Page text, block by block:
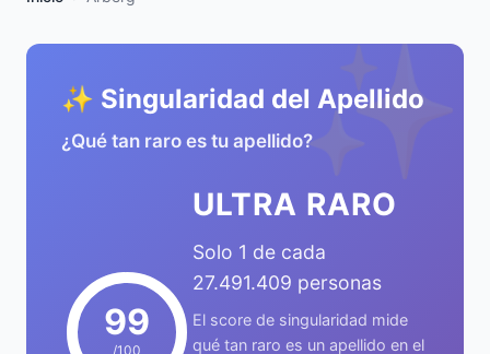
✨
✨ Singularidad del Apellido
¿Qué tan raro es tu apellido?
99
/100
ULTRA RARO
Solo 1 de cada
27.491.409 personas
El score de singularidad mide
qué tan raro es un apellido en el